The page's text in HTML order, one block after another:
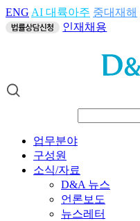
ENG AI 대륙아주 중대재해
인재채용
업무분야
구성원
소식/자료
D&A 뉴스
언론보도
뉴스레터